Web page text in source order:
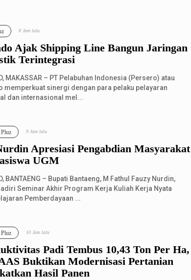
Ajak Shipping Line Bangun Jaringan
Terintegrasi
8 Jam lalu
MAKASSAR – PT Pelabuhan Indonesia (Persero) atau
memperkuat sinergi dengan para pelaku pelayaran
dan internasional mel...
Apresiasi Pengabdian Masyarakat
UGM
9 Jam lalu
BANTAENG – Bupati Bantaeng, M Fathul Fauzy Nurdin,
Seminar Akhir Program Kerja Kuliah Kerja Nyata
Pemberdayaan ...
Padi Tembus 10,43 Ton Per Ha,
Buktikan Modernisasi Pertanian
Hasil Panen
10 Jam lalu